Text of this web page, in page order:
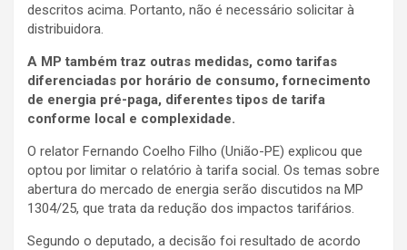
descritos acima. Portanto, não é necessário solicitar à
distribuidora.
A MP também traz outras medidas, como tarifas
diferenciadas por horário de consumo, fornecimento
de energia pré-paga, diferentes tipos de tarifa
conforme local e complexidade.
O relator Fernando Coelho Filho (União-PE) explicou que
optou por limitar o relatório à tarifa social. Os temas sobre
abertura do mercado de energia serão discutidos na MP
1304/25, que trata da redução dos impactos tarifários.
Segundo o deputado, a decisão foi resultado de acordo